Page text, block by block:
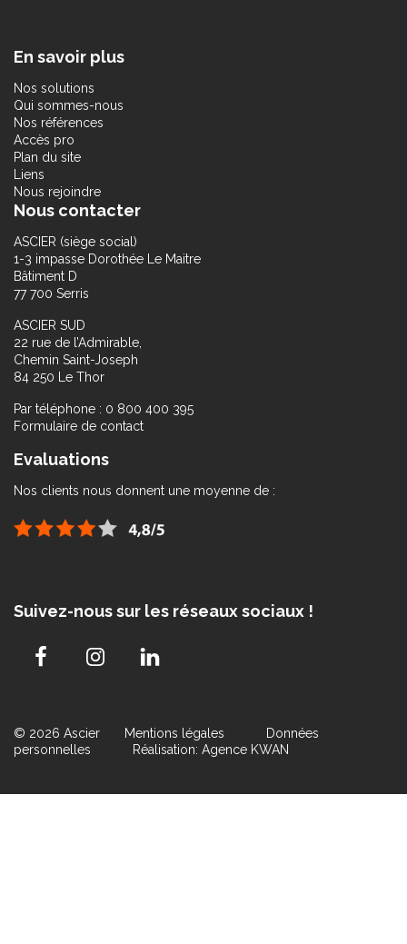
En savoir plus
Nos solutions
Qui sommes-nous
Nos références
Accès pro
Plan du site
Liens
Nous rejoindre
Nous contacter
ASCIER (siège social)
1-3 impasse Dorothée Le Maitre
Bâtiment D
77 700 Serris
ASCIER SUD
22 rue de l’Admirable,
Chemin Saint-Joseph
84 250 Le Thor
Par téléphone : 0 800 400 395
Formulaire de contact
Evaluations
Nos clients nous donnent une moyenne de :
Suivez-nous sur les réseaux sociaux !
© 2026 Ascier Mentions légales
Données
personnelles
Réalisation: Agence KWAN